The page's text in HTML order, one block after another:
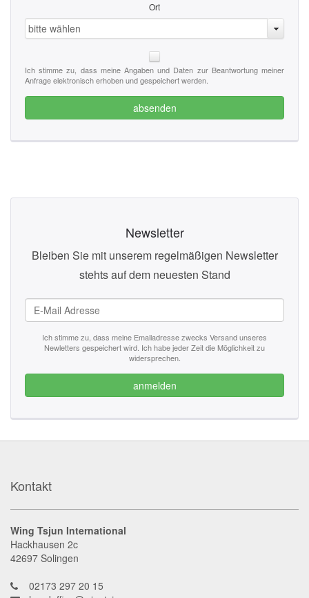
Ort
bitte wählen
Ich stimme zu, dass meine Angaben und Daten zur Beantwortung meiner
Anfrage elektronisch erhoben und gespeichert werden.
absenden
Newsletter
Bleiben Sie mit unserem regelmäßigen Newsletter
stehts auf dem neuesten Stand
Ich stimme zu, dass meine Emailadresse zwecks Versand unseres
Newletters gespeichert wird. Ich habe jeder Zeit die Möglichkeit zu
widersprechen.
anmelden
Kontakt
Wing Tsjun International
Hackhausen 2c
42697 Solingen
02173 297 20 15